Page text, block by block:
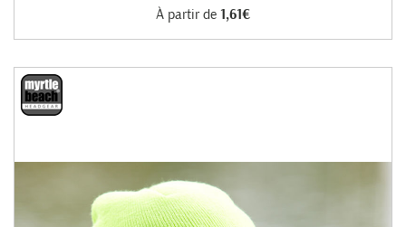
À partir de 1,61€